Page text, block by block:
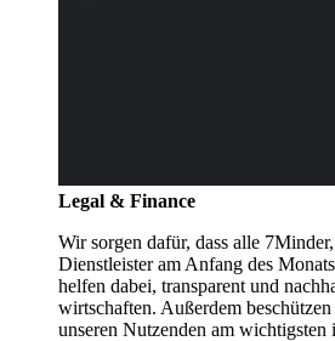
Legal & Finance
Wir sorgen dafür, dass alle
Dienstleister am Anfang des
helfen dabei, transparent und
wirtschaften. Außerdem
unseren Nutzenden am wichtigsten